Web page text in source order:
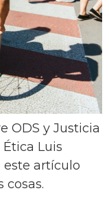
ODS y Justicia
Luis
este artículo
cosas.